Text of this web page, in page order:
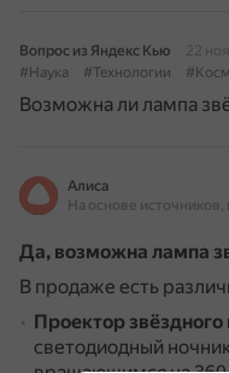
Вопрос из Яндекс Кью
22
#Наука
#Технологии
Возможна ли лампа
Алиса
Да, возможна лампа
В продаже есть
Проектор звёздного
светодиодный